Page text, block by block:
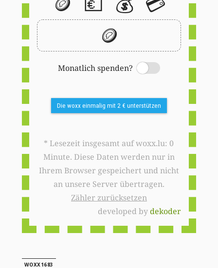
🪙
Monatlich spenden?
Switch
Die woxx einmalig mit 2 € unterstützen
* Lesezeit insgesamt auf woxx.lu: 0
Minute. Diese Daten werden nur in
Ihrem Browser gespeichert und nicht
an unsere Server übertragen.
Zähler zurücksetzen
developed bydekoder
WOXX1683